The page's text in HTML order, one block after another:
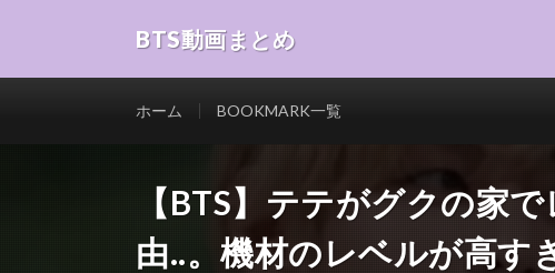
BTS動画まとめ
ホーム BOOKMARK一覧
【BTS】テテがグクの家
由..。機材のレベルが高す